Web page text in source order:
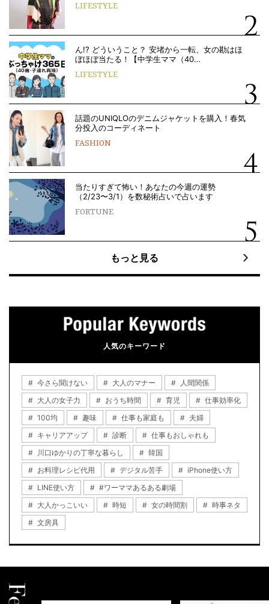
LIFESTYLE
ん!? どういうこと？ 安堵から一転、女の勘はほ
ぼほぼ当たる！【中学生ママ（40…
LIFESTYLE
話題のUNIQLOのデニムジャケットを購入！春気
分投入のコーディネート
FASHION
当たりすぎて怖い！あなたの今週の運勢
（2/23〜3/1）を数秘術占いで占います
FORTUNE
もっと見る
人気のキーワード
今さら聞けない 大人のマナー
人間関係
大人の女子力
おうち時間 育児
仕事効率化
100均
趣味 仕事も家庭も
夫婦
キャリアアップ
診断
仕事もおしゃれも
川口ゆかりの丁寧な暮らし
韓国
お料理レシピ代用
デジタル苦手
iPhone使い方
LINE使い方
#ワーママあるある劇場
大人かっこいい
時短 女の時間割
時事ネタ
文房具